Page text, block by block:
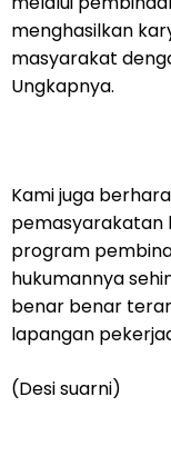
menghasilkan
masyarakat
Ungkapnya.
Kami juga
pemasyarakatan
program
hukumannya
benar benar
lapangan
(Desi suarni)